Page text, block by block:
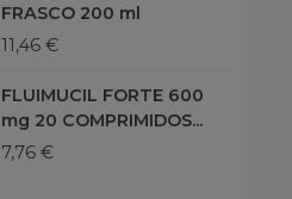
FRASCO 200 ml
11,46 €
FLUIMUCIL FORTE 600
mg 20 COMPRIMIDOS...
7,76 €